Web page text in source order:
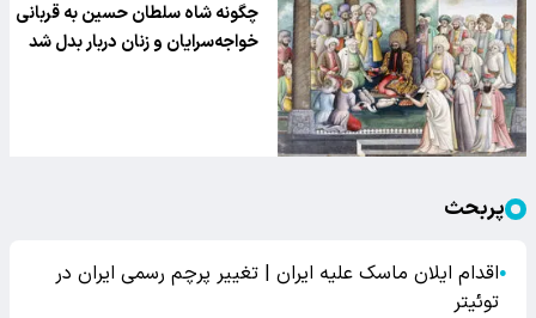
چگونه شاه سلطان حسین به قربانی
خواجه‌سرایان و زنان دربار بدل شد
پربحث
●اقدام ایلان ماسک علیه ایران | تغییر پرچم رسمی ایران در
توئیتر